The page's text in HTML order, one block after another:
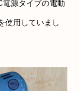
源タイプの電動
使用していまし